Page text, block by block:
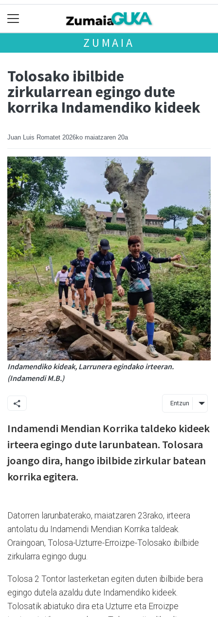
ZUMAIA
Tolosako ibilbide
zirkularrean egingo dute
korrika Indamendiko kideek
Juan Luis Romatet 2026ko maiatzaren 20a
Indamendiko kideak, Larrunera egindako irteeran.
(Indamendi M.B.)
Entzun
Indamendi Mendian Korrika taldeko kideek
irteera egingo dute larunbatean. Tolosara
joango dira, hango ibilbide zirkular batean
korrika egitera.
Datorren larunbaterako, maiatzaren 23rako, irteera
antolatu du Indamendi Mendian Korrika taldeak.
Oraingoan, Tolosa-Uzturre-Erroizpe-Tolosako ibilbide
zirkularra egingo dugu.
Tolosa 2 Tontor lasterketan egiten duten ibilbide bera
egingo dutela azaldu dute Indamendiko kideek.
Tolosatik abiatuko dira eta Uzturre eta Erroizpe